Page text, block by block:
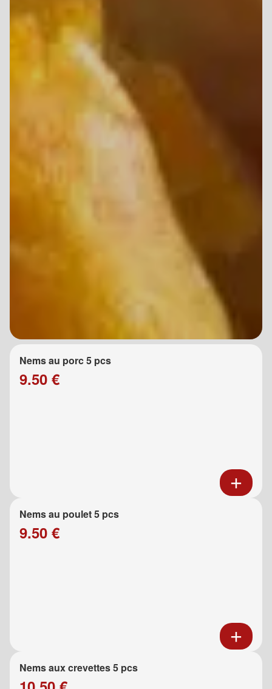
Nems au porc 5 pcs
9.50 €
Nems au poulet 5 pcs
9.50 €
Nems aux crevettes 5 pcs